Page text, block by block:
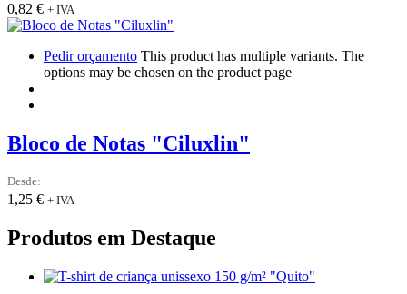
0,82 € + IVA
Pedir orçamento This product has multiple variants. The
options may be chosen on the product page
Bloco de Notas "Ciluxlin"
Desde:
1,25 € + IVA
Produtos em Destaque